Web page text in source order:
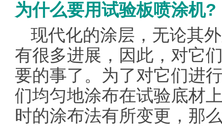
为什么要用试验板喷涂机?
现代化的涂层，无论其
有很多进展，因此，对它
要的事了。为了对它们进
们均匀地涂布在试验底材
时的涂布法有所变更，那